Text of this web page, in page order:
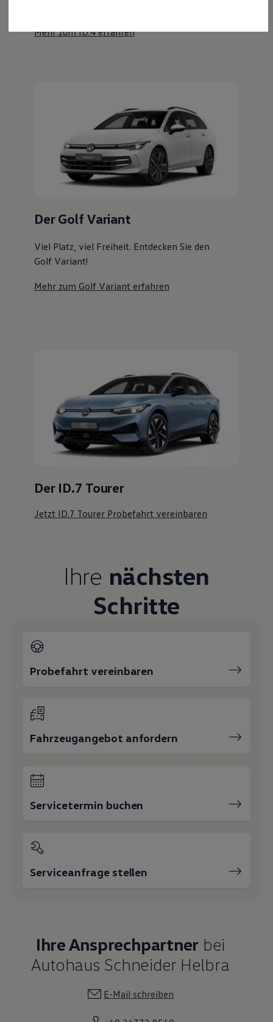
Entertainment und Elektronik
Updates für Software, Karten und Radio
Über Ihr Auto
Kundeninformationen
Volkswagen Kundenbetreuung
Warn- und Kontrollleuchten
Assistenzsysteme
Digitale Betriebsanleitung
Magazin
Lifestyle
Familie
Elektromobilität
Volkswagen R
Volkswagen Kundenbetreuung
Mehr zum ID.4 erfahren
Der Golf Variant
Viel Platz, viel Freiheit. Entdecken Sie den
Golf Variant!
Mehr zum Golf Variant erfahren
Der ID.7 Tourer
Jetzt ID.7 Tourer Probefahrt vereinbaren
Ihre nächsten
Schritte
Probefahrt vereinbaren
Fahrzeugangebot anfordern
Servicetermin buchen
Serviceanfrage stellen
Ihre Ansprechpartner bei
Autohaus Schneider Helbra
E-Mail schreiben